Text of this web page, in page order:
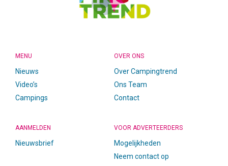
MENU
Nieuws
Video’s
Campings
OVER ONS
Over Campingtrend
Ons Team
Contact
AANMELDEN
Nieuwsbrief
VOOR ADVERTEERDERS
Mogelijkheden
Neem contact op